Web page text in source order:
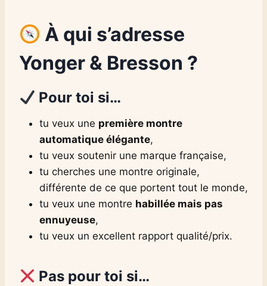
À qui s’adresse
Yonger & Bresson ?
Pour toi si…
tu veux une première montre
automatique élégante,
tu veux soutenir une marque française,
tu cherches une montre originale,
différente de ce que portent tout le monde,
tu veux une montre habillée mais pas
ennuyeuse,
tu veux un excellent rapport qualité/prix.
Pas pour toi si…